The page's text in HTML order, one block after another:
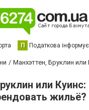
П Податкова інформує
Манхэттен, Бруклин или
или
жильё?